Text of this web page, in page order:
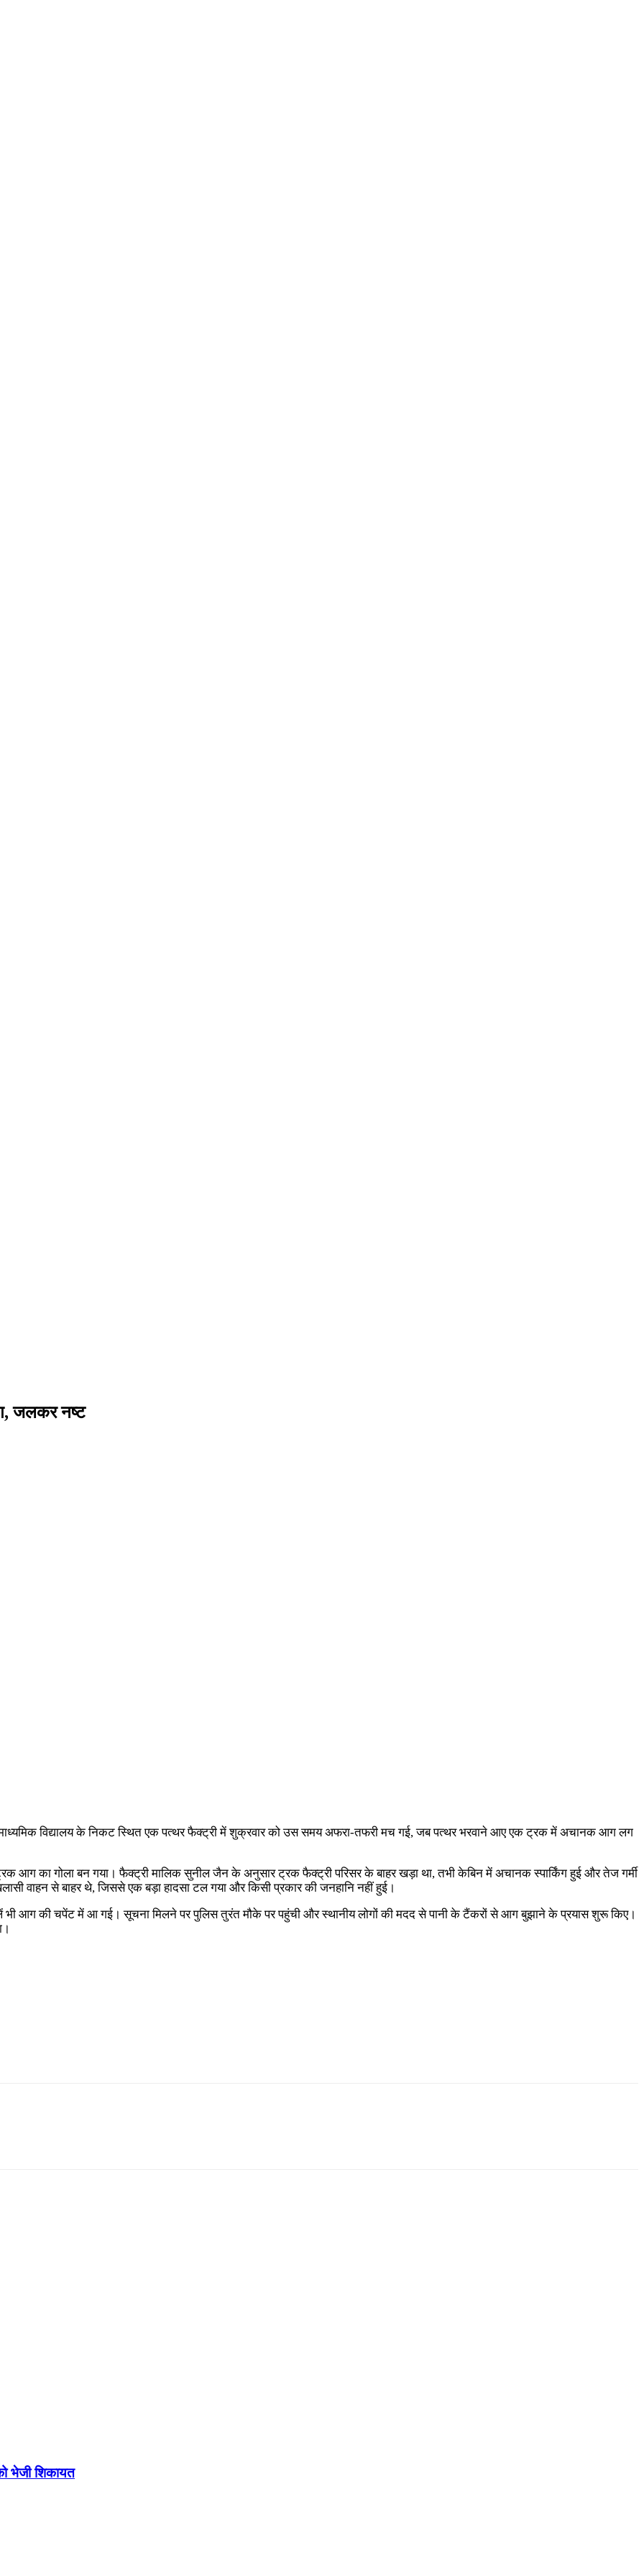
जलकर नष्ट
विद्यालय के निकट स्थित एक पत्थर फैक्ट्री में शुक्रवार को उस समय अफरा-तफरी मच गई, जब पत्थर भरवाने आए एक ट्रक में अचानक आग लग
आग का गोला बन गया। फैक्ट्री मालिक सुनील जैन के अनुसार ट्रक फैक्ट्री परिसर के बाहर खड़ा था, तभी केबिन में अचानक स्पार्किंग हुई और तेज गर्मी
से बाहर थे, जिससे एक बड़ा हादसा टल गया और किसी प्रकार की जनहानि नहीं हुई।
भी आग की चपेंट में आ गई। सूचना मिलने पर पुलिस तुरंत मौके पर पहुंची और स्थानीय लोगों की मदद से पानी के टैंकरों से आग बुझाने के प्रयास शुरू किए।
भेजी शिकायत